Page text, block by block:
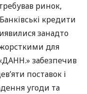
ринок,
кредити
занадто
для
забезпечив
поставок і
угоди та